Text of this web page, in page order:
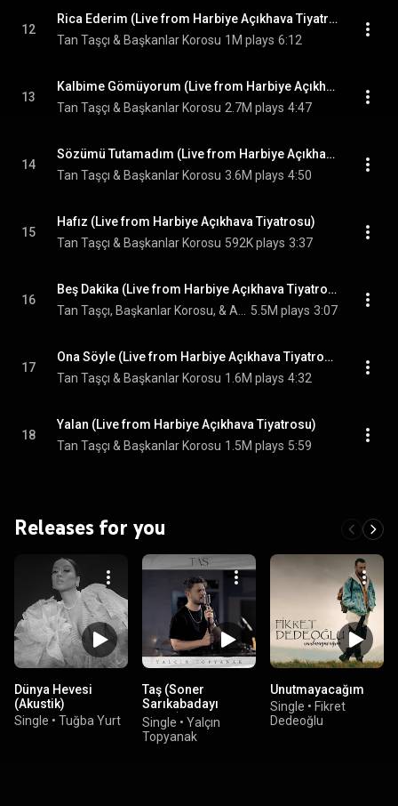
12
Rica Ederim (Live from Harbiye Açıkhava Tiyatrosu)
Tan Taşçı & Başkanlar Korosu 1M plays 6:12
13
Kalbime Gömüyorum (Live from Harbiye Açıkhava Tiyatrosu)
Tan Taşçı & Başkanlar Korosu 2.7M plays 4:47
14
Sözümü Tutamadım (Live from Harbiye Açıkhava Tiyatrosu)
Tan Taşçı & Başkanlar Korosu 3.6M plays 4:50
15
Hafız (Live from Harbiye Açıkhava Tiyatrosu)
Tan Taşçı & Başkanlar Korosu 592K plays 3:37
16
Beş Dakika (Live from Harbiye Açıkhava Tiyatrosu)
5.5M plays 3:07
17
Ona Söyle (Live from Harbiye Açıkhava Tiyatrosu)
Tan Taşçı & Başkanlar Korosu 1.6M plays 4:32
18
Yalan (Live from Harbiye Açıkhava Tiyatrosu)
Tan Taşçı & Başkanlar Korosu 1.5M plays 5:59
Releases for you
Dünya Hevesi
(Akustik)
Single • Tuğba Yurt
Taş (Soner
Sarıkabadayı
Cover)
Single • Yalçın
Topyanak
Unutmayacağım
Single • Fikret
Dedeoğlu